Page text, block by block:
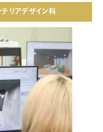
リアデザイン科